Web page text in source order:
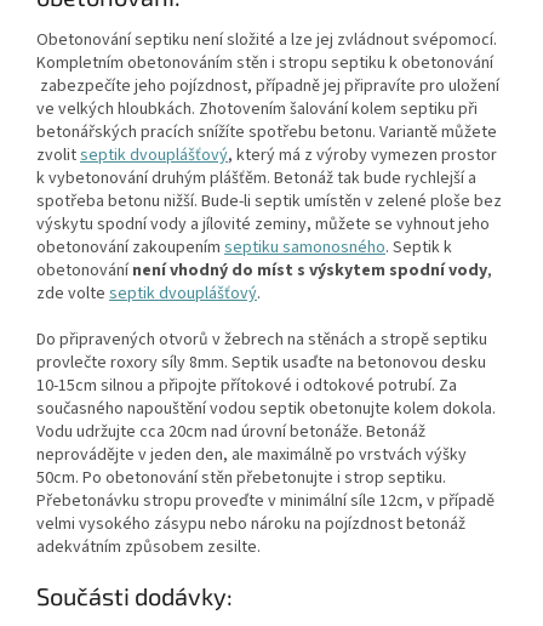
Obetonování septiku není složité a lze jej zvládnout svépomocí.
Kompletním obetonováním stěn i stropu septiku k obetonování
zabezpečíte jeho pojízdnost, případně jej připravíte pro uložení
ve velkých hloubkách. Zhotovením šalování kolem septiku při
betonářských pracích snížíte spotřebu betonu. Variantě můžete
zvolitseptik dvouplášťový, který má z výroby vymezen prostor
k vybetonování druhým plášťěm. Betonáž tak bude rychlejší a
spotřeba betonu nižší. Bude-li septik umístěn v zelené ploše bez
výskytu spodní vody a jílovité zeminy, můžete se vyhnout jeho
obetonování zakoupením septiku samonosného. Septik k
obetonovánínení vhodný do míst s výskytem spodní vody,
zde volte septik dvouplášťový.
Do připravených otvorů v žebrech na stěnách a stropě septiku
provlečte roxory síly 8mm. Septik usaďte na betonovou desku
10-15cm silnou a připojte přítokové i odtokové potrubí. Za
současného napouštění vodou septik obetonujte kolem dokola.
Vodu udržujte cca 20cm nad úrovní betonáže. Betonáž
neprovádějte v jeden den, ale maximálně po vrstvách výšky
50cm. Po obetonování stěn přebetonujte i strop septiku.
Přebetonávku stropu proveďte v minimální síle 12cm, v případě
velmi vysokého zásypu nebo nároku na pojízdnost betonáž
adekvátním způsobem zesilte.
Součásti dodávky: